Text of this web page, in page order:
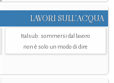
LAVORI SULL’ACQUA
Italsub: sommersi dal lavoro
non è solo un modo di dire